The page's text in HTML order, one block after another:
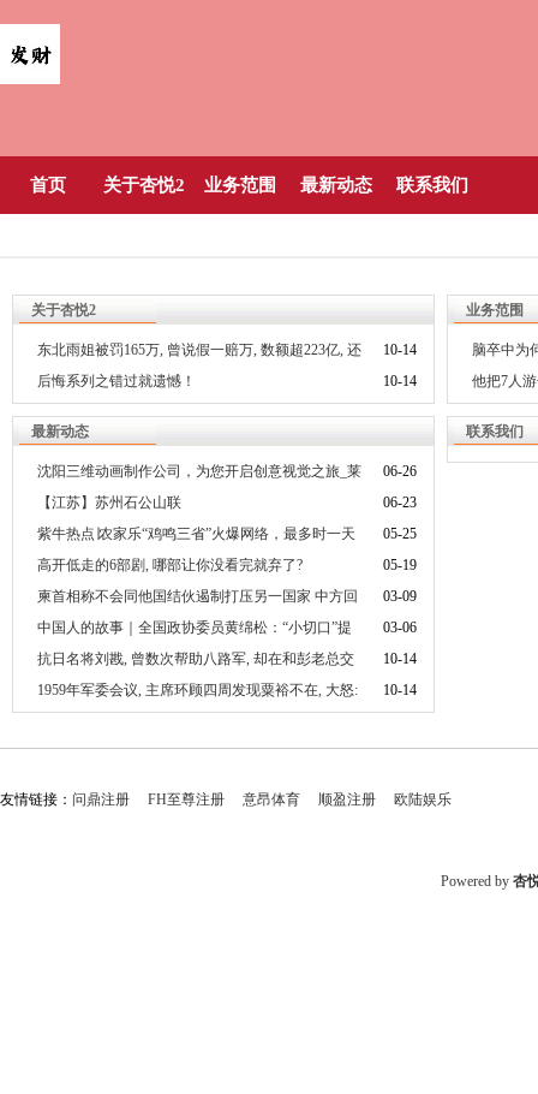
首页 关于杏悦2 业务范围 最新动态 联系我们
关于杏悦2
东北雨姐被罚165万, 曾说假一赔万, 数额超223亿, 还
算数吗?
10-14
后悔系列之错过就遗憾！
10-14
业务范围
脑卒中为
些就没事
他把7人
最新动态
沈阳三维动画制作公司，为您开启创意视觉之旅_莱
奥德_传播_企业
06-26
【江苏】苏州石公山联
06-23
紫牛热点∣农家乐“鸡鸣三省”火爆网络，最多时一天
近千人扫码听鸡叫
05-25
高开低走的6部剧, 哪部让你没看完就弃了?
05-19
柬首相称不会同他国结伙遏制打压另一国家 中方回
应
03-09
中国人的故事｜全国政协委员黄绵松：“小切口”提
案为各部门对话统一“语言”
03-06
抗日名将刘戡, 曾数次帮助八路军, 却在和彭老总交
手后自杀, 为何
10-14
1959年军委会议, 主席环顾四周发现粟裕不在, 大怒:
10-14
联系我们
友情链接： 问鼎注册 FH至尊注册 意昂体育 顺盈注册 欧陆娱乐
Powered by 杏